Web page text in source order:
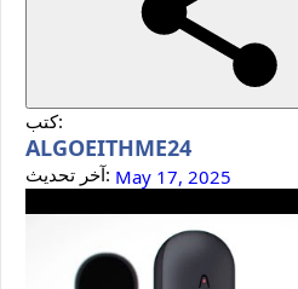
كتب:
ALGOEITHME24
آخر تحديث: May 17, 2025